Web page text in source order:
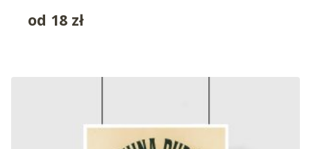
od 18 zł